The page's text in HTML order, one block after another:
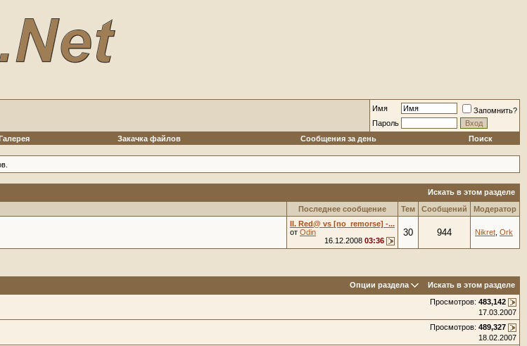
Имя
Запомнить?
Пароль
Закачка файлов Сообщения за день Поиск
Искать в этом разделе
Последнее сообщение Тем Сообщений Модератор
II. Red@ vs [no_remorse] -...
от Odin
16.12.2008 03:36
30 944 Nikret Ork
Опции раздела
Искать в этом разделе
Просмотров: 483,142
17.03.2007
Просмотров: 489,327
18.02.2007